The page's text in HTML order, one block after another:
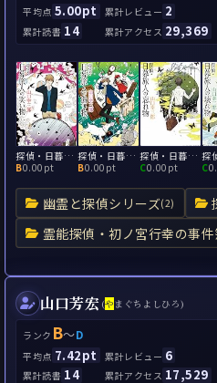
平均点 5.00pt 累計レビュー 2
累計読書 14 累計アクセス 29,369
幽霊と探偵シリーズ(2)
霊能探偵・初ノ宮行幸の事件
探偵・日暮旅人の笑い物
B0.00pt
探偵・日暮旅人の遺し物
B0.00pt
探偵・日暮旅人の忘れ物
C0.00pt
C
山口芳宏 (やまぐちよしひろ)
ランク B～D
平均点 7.42pt 累計レビュー 6
累計読書 14 累計アクセス 17,529